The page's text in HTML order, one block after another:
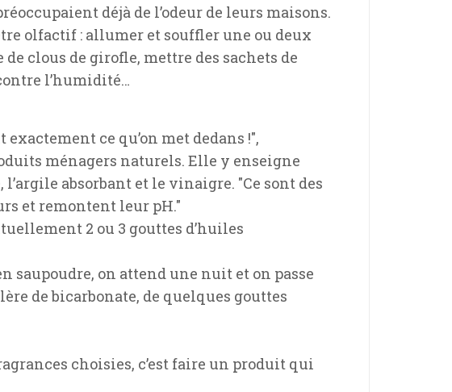
déjà de l’odeur de leurs maisons.
olfactif : allumer et souffler une ou deux
clous de girofle, mettre des sachets de
l’humidité…
ce qu’on met dedans !",
ménagers naturels. Elle y enseigne
absorbant et le vinaigre. "Ce sont des
et remontent leur pH."
2 ou 3 gouttes d’huiles
saupoudre, on attend une nuit et on passe
de bicarbonate, de quelques gouttes
choisies, c’est faire un produit qui